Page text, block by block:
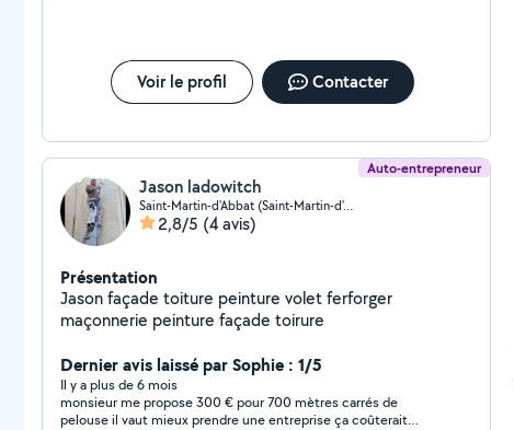
Voir le profil Contacter
Auto-entrepreneur
Jason ladowitch
Saint-Martin-d'Abbat (Saint-Martin-d'Abbat)
2,8/5 (4 avis)
Présentation
Jason façade toiture peinture volet ferforger
maçonnerie peinture façade toirure
Dernier avis laissé par Sophie : 1/5
Il y a plus de 6 mois
monsieur me propose 300 € pour 700 mètres carrés de
pelouse il vaut mieux prendre une entreprise ça coûterait